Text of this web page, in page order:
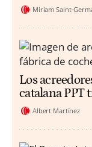
Miriam Saint-
Los
catalana PPT
Albert Martínez